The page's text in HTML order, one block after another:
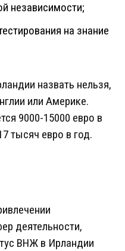
независимости;
на знание
назвать нельзя,
или Америке.
9000-15000 евро в
тысяч евро в год.
деятельности,
ВНЖ в Ирландии